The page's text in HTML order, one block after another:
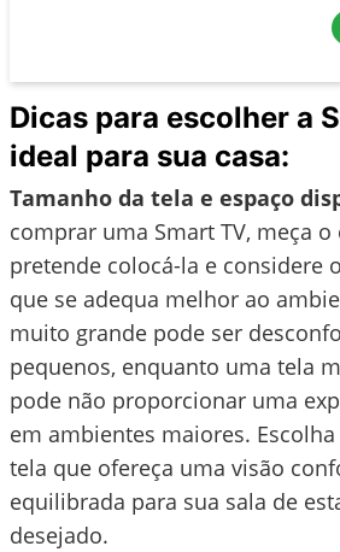
Dicas para escolher a
ideal para sua casa:
Tamanho da tela e espaço
comprar uma Smart TV, meça
pretende colocá-la e considere
que se adequa melhor ao
muito grande pode ser
pequenos, enquanto uma tela
pode não proporcionar uma
em ambientes maiores.
tela que ofereça uma visão
equilibrada para sua sala de
desejado.